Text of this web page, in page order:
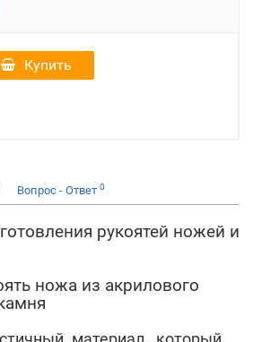
Купить
Вопрос - Ответ 0
рукоятей ножей и
ножа из акрилового